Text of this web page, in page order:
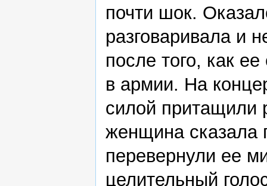
почти шок.
разговаривала и
после того, как
в армии. На
силой притащили
женщина сказала
перевернули ее
целительный